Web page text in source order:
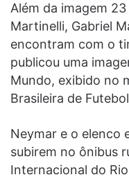
Além da imagem
Martinelli, Gabriel
encontram com o
publicou uma
Mundo, exibido no
Brasileira de
Neymar e o elenco
subirem no ônibus
Internacional do